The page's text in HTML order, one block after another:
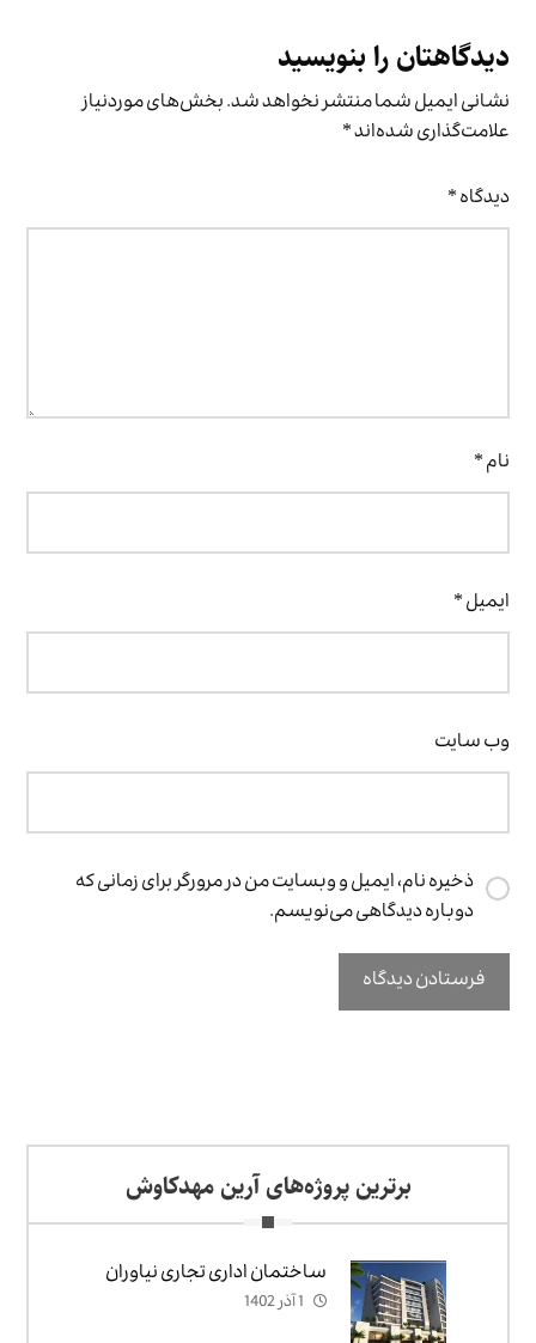
دیدگاهتان را بنویسید
نشانی ایمیل شما منتشر نخواهد شد.بخش‌های موردنیاز
علامت‌گذاری شده‌اند*
دیدگاه*
نام*
ایمیل*
وب‌ سایت
ذخیره نام، ایمیل و وبسایت من در مرورگر برای زمانی که
دوباره دیدگاهی می‌نویسم.
برترین پروژه‌های آرین مهدکاوش
ساختمان اداری تجاری نیاوران
1 آذر 1402